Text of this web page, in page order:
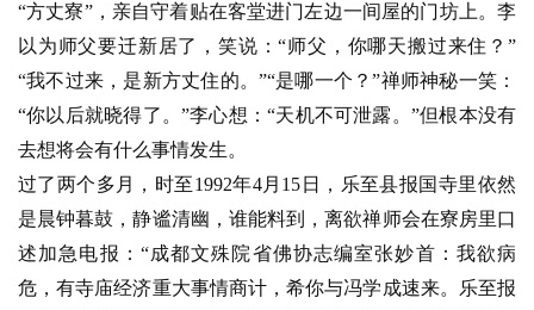
“方丈寮”，亲自守着贴在客堂进门左边一间屋的门坊上。李
以为师父要迁新居了，笑说：“师父，你哪天搬过来住？”
“我不过来，是新方丈住的。”“是哪一个？”禅师神秘一笑：
“你以后就晓得了。”李心想：“天机不可泄露。”但根本没有
去想将会有什么事情发生。
过了两个多月，时至1992年4月15日，乐至县报国寺里依然
是晨钟暮鼓，静谧清幽，谁能料到，离欲禅师会在寮房里口
述加急电报：“成都文殊院省佛协志编室张妙首：我欲病
危，有寺庙经济重大事情商计，希你与冯学成速来。乐至报